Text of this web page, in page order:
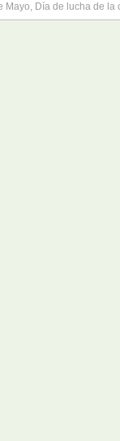
Mayo, Día de lucha de la